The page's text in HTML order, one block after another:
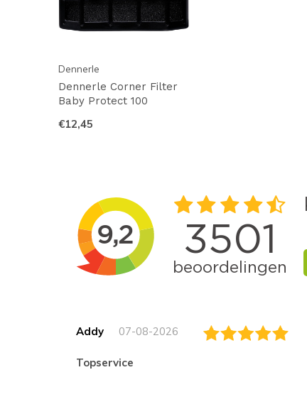
Dennerle
Dennerle Corner Filter
Baby Protect 100
€12,45
Addy 07-08-2026
topservice